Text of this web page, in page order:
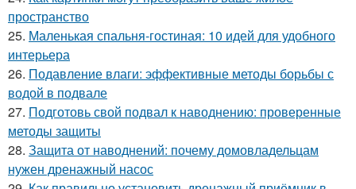
пространство
25. Маленькая спальня-гостиная: 10 идей для удобного
интерьера
26. Подавление влаги: эффективные методы борьбы с
водой в подвале
27. Подготовь свой подвал к наводнению: проверенные
методы защиты
28. Защита от наводнений: почему домовладельцам
нужен дренажный насос